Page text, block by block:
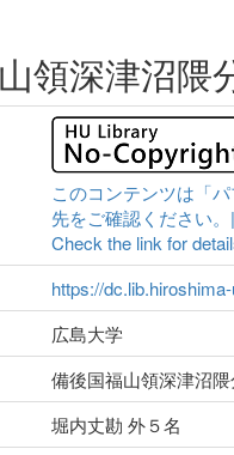
領深津沼隈
このコンテンツは「
先をご確認ください
Check the link for
https://
広島大学
備後国福山領深津沼
堀内丈勘 外５名